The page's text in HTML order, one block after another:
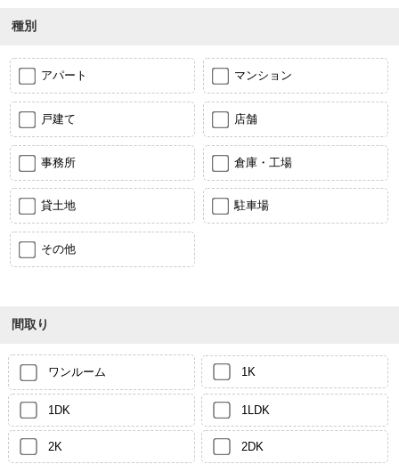
種別
アパート マンション
戸建て 店舗
事務所 倉庫・工場
貸土地 駐車場
その他
間取り
ワンルーム 1K
1DK 1LDK
2K 2DK